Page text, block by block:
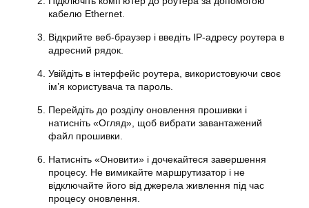
кабелю Ethernet.
Відкрийте веб-браузер і введіть IP-адресу роутера в
адресний рядок.
Увійдіть в інтерфейс роутера, використовуючи своє
ім’я користувача та пароль.
Перейдіть до розділу оновлення прошивки і
натисніть «Огляд», щоб вибрати завантажений
файл прошивки.
Натисніть «Оновити» і дочекайтеся завершення
процесу. Не вимикайте маршрутизатор і не
відключайте його від джерела живлення під час
процесу оновлення.